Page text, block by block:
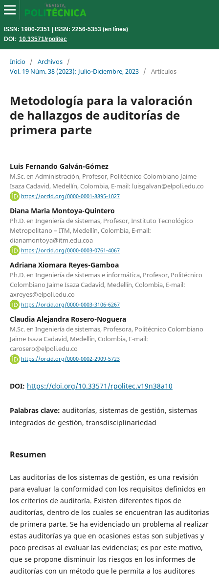
ISSN: 1900-2351 | ISSN: 2256-5353 (en línea)
DOI: 10.33571/rpolitec
Inicio / Archivos /
Vol. 19 Núm. 38 (2023): Julio-Diciembre, 2023 / Artículos
Metodología para la valoración
de hallazgos de auditorías de
primera parte
Luis Fernando Galván-Gómez
M.Sc. en Administración, Profesor, Politécnico Colombiano Jaime
Isaza Cadavid, Medellín, Colombia, E-mail: luisgalvan@elpoli.edu.co
https://orcid.org/0000-0001-8895-1027
Diana Maria Montoya-Quintero
Ph.D. en Ingeniería de sistemas, Profesor, Instituto Tecnológico
Metropolitano – ITM, Medellín, Colombia, E-mail:
dianamontoya@itm.edu.coa
https://orcid.org/0000-0003-0761-4067
Adriana Xiomara Reyes-Gamboa
Ph.D. en Ingeniería de sistemas e informática, Profesor, Politécnico
Colombiano Jaime Isaza Cadavid, Medellín, Colombia, E-mail:
axreyes@elpoli.edu.co
https://orcid.org/0000-0003-3106-6267
Claudia Alejandra Rosero-Noguera
M.Sc. en Ingeniería de sistemas, Profesora, Politécnico Colombiano
Jaime Isaza Cadavid, Medellín, Colombia, E-mail:
carosero@elpoli.edu.co
https://orcid.org/0000-0002-2909-5723
DOI: https://doi.org/10.33571/rpolitec.v19n38a10
Palabras clave: auditorías, sistemas de gestión, sistemas
integrados de gestión, transdisciplinariedad
Resumen
Las auditorías de los sistemas de gestión, es una revisión
para evaluar la conformidad con los requisitos definidos en
los criterios de auditoría. Existen diferentes tipos de
auditorías, dentro de los cuales se encuentran las auditorias
de primera parte. Se ha evidenciado un problema al realizar
estas auditorías ya que en ocasiones estas son subjetivas y
poco precisas al evaluar las evidencias; es por este motivo,
que se propone disminuir los riesgos en los informes de
auditorías con un método que le permita a los auditores